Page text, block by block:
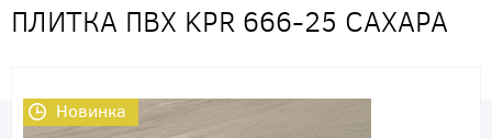
ПЛИТКА ПВХ KPR 666-25 САХАРА
Новинка